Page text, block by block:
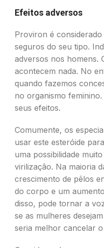
Efeitos adversos
Proviron é
seguros do seu tipo.
adversos nos homens.
acontecem nada. No
quando fazemos
no organismo
seus efeitos.
Comumente, os
usar este esteróide
uma possibilidade
virilização. Na maioria
crescimento de pêlos
do corpo e um
disso, pode tornar a
se as mulheres
seria melhor cancelar